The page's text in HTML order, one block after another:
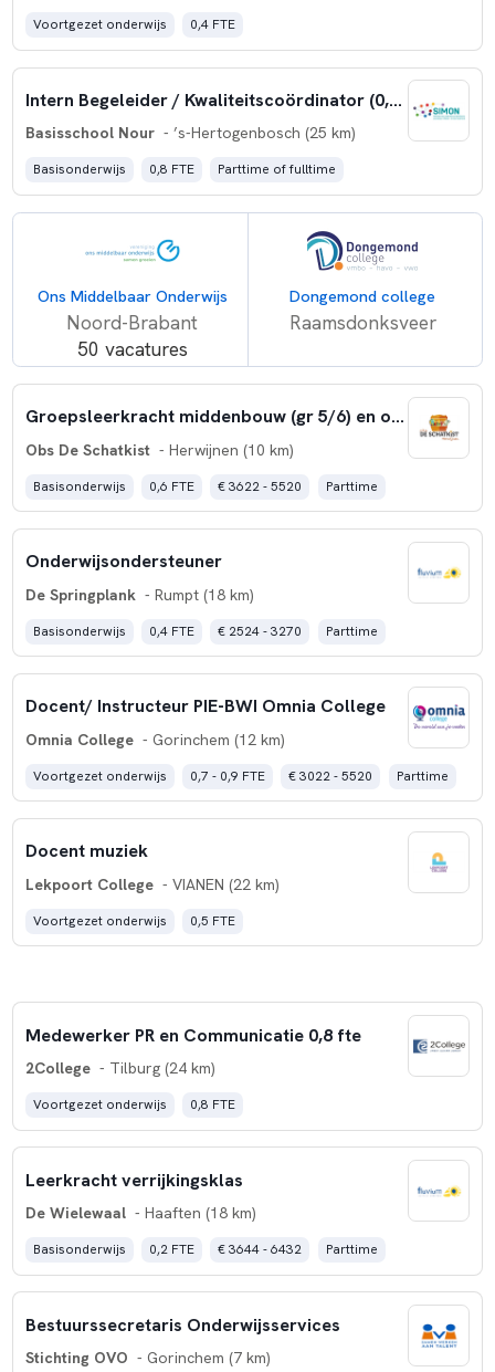
Voortgezet onderwijs 0,4 FTE
Intern Begeleider / Kwaliteitscoördinator (0,8 fte)
Basisschool Nour - ’s-Hertogenbosch (25 km)
Basisonderwijs 0,8 FTE Parttime of fulltime
Ons Middelbaar Onderwijs
Noord-Brabant
50 vacatures
Dongemond college
Raamsdonksveer
Groepsleerkracht middenbouw (gr 5/6) en onderbouw (grp 1/2)
Obs De Schatkist - Herwijnen (10 km)
Basisonderwijs 0,6 FTE € 3622 - 5520 Parttime
Onderwijsondersteuner
De Springplank - Rumpt (18 km)
Basisonderwijs 0,4 FTE € 2524 - 3270 Parttime
Docent/ Instructeur PIE-BWI Omnia College
Omnia College - Gorinchem (12 km)
Voortgezet onderwijs 0,7 - 0,9 FTE € 3022 - 5520 Parttime
Docent muziek
Lekpoort College - VIANEN (22 km)
Voortgezet onderwijs 0,5 FTE
Medewerker PR en Communicatie 0,8 fte
2College - Tilburg (24 km)
Voortgezet onderwijs 0,8 FTE
Leerkracht verrijkingsklas
De Wielewaal - Haaften (18 km)
Basisonderwijs 0,2 FTE € 3644 - 6432 Parttime
Bestuurssecretaris Onderwijsservices
Stichting OVO - Gorinchem (7 km)